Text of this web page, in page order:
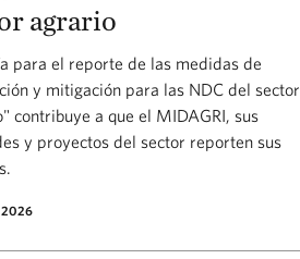
agrario
para el reporte de las medidas de
y mitigación para las NDC del sector
contribuye a que el MIDAGRI, sus
y proyectos del sector reporten sus
2026